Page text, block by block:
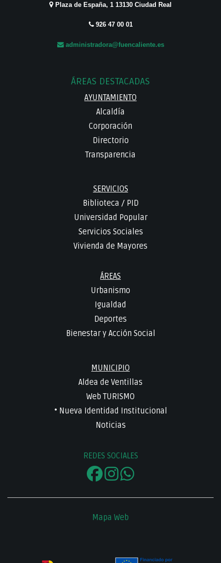
Plaza de España, 1 13130 Ciudad Real
926 47 00 01
administradora@fuencaliente.es
ÁREAS DESTACADAS
AYUNTAMIENTO
Alcaldía
Corporación
Directorio
Transparencia
SERVICIOS
Biblioteca / PID
Universidad Popular
Servicios Sociales
Vivienda de Mayores
ÁREAS
Urbanismo
Igualdad
Deportes
Bienestar y Acción Social
MUNICIPIO
Aldea de Ventillas
Web TURISMO
• Nueva Identidad Institucional
Noticias
REDES SOCIALES
Mapa Web